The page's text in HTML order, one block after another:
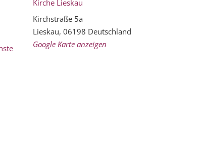
Kirche Lieskau
Kirchstraße 5a
Lieskau, 06198 Deutschland
Google Karte anzeigen